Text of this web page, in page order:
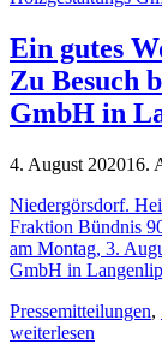
Ein gutes
Zu Besuch
GmbH in
4. August 202016.
Niedergörsdorf.
Fraktion Bündnis
am Montag, 3.
GmbH in
Pressemitteilungen,
weiterlesen